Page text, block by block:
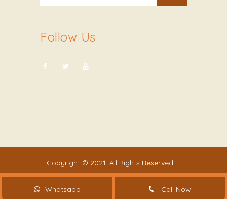
Follow Us
Whatsapp Call Now
Copyright © 2021. All Rights Reserved